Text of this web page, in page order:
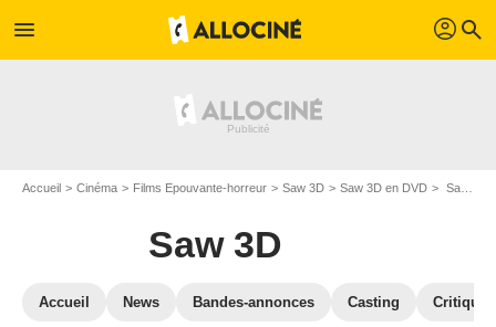
menu profil search
Accueil Cinéma Films Epouvante-horreur Saw 3D Saw 3D en DVD Saw VII - Chapitre final - Édition Collector Director's Cut
Saw 3D
Accueil News Bandes-annonces Casting